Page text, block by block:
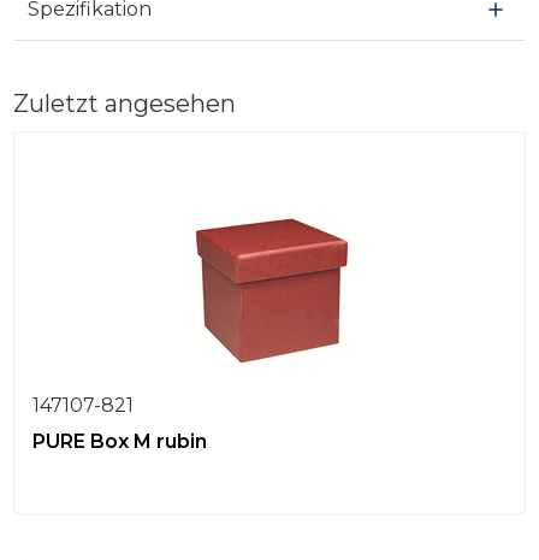
Spezifikation
Zuletzt angesehen
147107-821
PURE Box M rubin